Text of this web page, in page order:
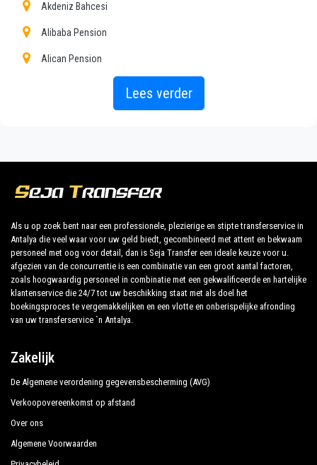
Olympos.
van of naar Olympos.
hotel in Olympos!
De uitgebreide ervaring van ons bedrijf garandeert al
onze klanten de zekerheid van een professionele
service voor iedereen, dankzij onze vaste prijzen en
economische voorwaarden. Onze klanten zijn onze
topprioriteit en zullen profiteren van auto's die zijn
uitgerust met alle comfort en personeel dat hun
Ons bedrijf heeft een uitstekende reputatie in de
stad Antalya dankzij de professionaliteit van de
aangeboden diensten en de jarenlange ervaring in het
veld.
Akdeniz Bahcesi
Alibaba Pension
Alican Pension
Arya Holiday Houses
Asya Bungalow
Azra Villas
Azur Hotel
Barıs Pension Bungalows
Blue White Hotel
Bungalow Sky
Campo Portakal
Lees verder
Als u op zoek bent naar een professionele, plezierige en stipte transferservice in
Antalya die veel waar voor uw geld biedt, gecombineerd met attent en bekwaam
personeel met oog voor detail, dan is Seja Transfer een ideale keuze voor u.
afgezien van de concurrentie is een combinatie van een groot aantal factoren,
zoals hoogwaardig personeel in combinatie met een gekwalificeerde en hartelijke
klantenservice die 24/7 tot uw beschikking staat met als doel het
boekingsproces te vergemakkelijken en een vlotte en onberispelijke afronding
van uw transferservice `n Antalya.
Zakelijk
De Algemene verordening gegevensbescherming (AVG)
Verkoopovereenkomst op afstand
Over ons
Algemene Voorwaarden